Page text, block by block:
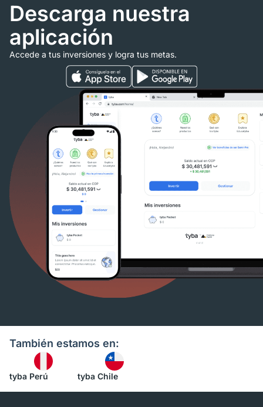
Descarga nuestra
aplicación
Accede a tus inversiones y logra tus metas.
También estamos en:
tyba Perú tyba Chile